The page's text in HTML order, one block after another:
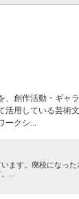
、創作活動・ギャ
活用している芸術
ークシ...
ます。廃校になっ
...